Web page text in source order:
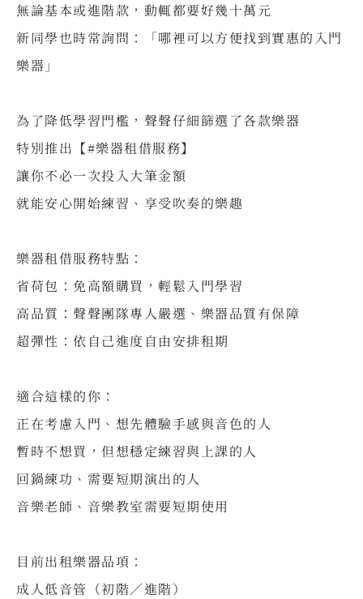
無論基本或進階款，動輒都要好幾十萬元
新同學也時常詢問：「哪裡可以方便找到實惠的入門
樂器」
為了降低學習門檻，聲聲仔細篩選了各款樂器
特別推出【#樂器租借服務】
讓你不必一次投入大筆金額
就能安心開始練習、享受吹奏的樂趣
樂器租借服務特點：
省荷包：免高額購買，輕鬆入門學習
高品質：聲聲團隊專人嚴選、樂器品質有保障
超彈性：依自己進度自由安排租期
適合這樣的你：
正在考慮入門、想先體驗手感與音色的人
暫時不想買，但想穩定練習與上課的人
回鍋練功、需要短期演出的人
音樂老師、音樂教室需要短期使用
目前出租樂器品項：
成人低音管（初階／進階）